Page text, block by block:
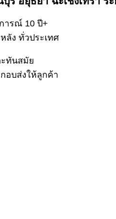
ารณ์ 10 ปี+
ลัง ทั่วประเทศ
ทันสมัย
อบส่งให้ลูกค้า